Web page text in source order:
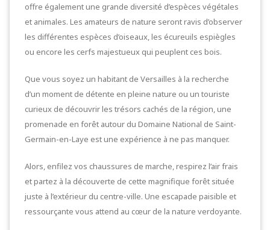
offre également une grande diversité d’espèces végétales
et animales. Les amateurs de nature seront ravis d’observer
les différentes espèces d’oiseaux, les écureuils espiègles
ou encore les cerfs majestueux qui peuplent ces bois.
Que vous soyez un habitant de Versailles à la recherche
d’un moment de détente en pleine nature ou un touriste
curieux de découvrir les trésors cachés de la région, une
promenade en forêt autour du Domaine National de Saint-
Germain-en-Laye est une expérience à ne pas manquer.
Alors, enfilez vos chaussures de marche, respirez l’air frais
et partez à la découverte de cette magnifique forêt située
juste à l’extérieur du centre-ville. Une escapade paisible et
ressourçante vous attend au cœur de la nature verdoyante.